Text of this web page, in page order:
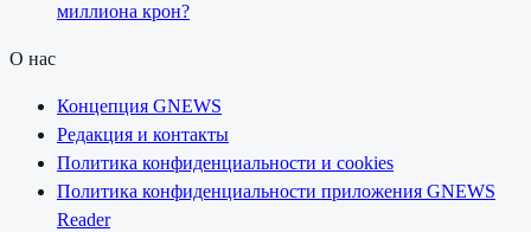
миллиона крон?
О нас
Концепция GNEWS
Редакция и контакты
Политика конфиденциальности и cookies
Политика конфиденциальности приложения GNEWS
Reader